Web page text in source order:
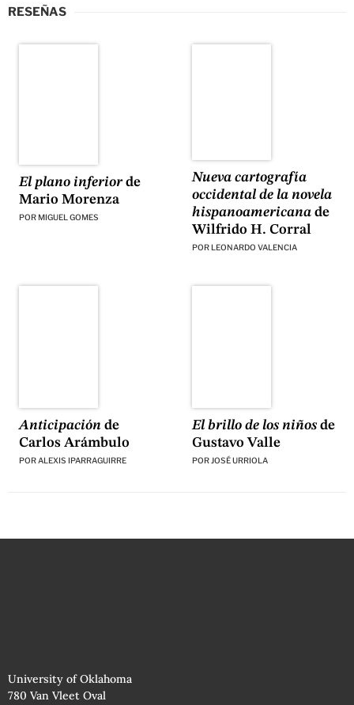
RESEÑAS
El plano inferiorde
Mario Morenza
POR MIGUEL GOMES
Nueva cartografía
occidental de la novela
hispanoamericanade
Wilfrido H. Corral
POR LEONARDO VALENCIA
Anticipaciónde
Carlos Arámbulo
PORALEXIS IPARRAGUIRRE
El brillo de los niñosde
Gustavo Valle
POR JOSÉ URRIOLA
University of Oklahoma
780 Van Vleet Oval